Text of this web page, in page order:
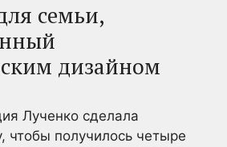
семьи,
дизайном
Лученко сделала
чтобы получилось четыре